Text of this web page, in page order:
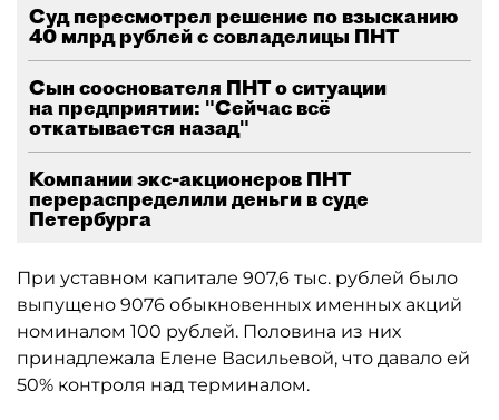
Суд пересмотрел решение по взысканию
40 млрд рублей с совладелицы ПНТ
Сын сооснователя ПНТ о ситуации
на предприятии: "Сейчас всё
откатывается назад"
Компании экс-акционеров ПНТ
перераспределили деньги в суде
Петербурга
При уставном капитале 907,6 тыс. рублей было
выпущено 9076 обыкновенных именных акций
номиналом 100 рублей. Половина из них
принадлежала Елене Васильевой, что давало ей
50% контроля над терминалом.